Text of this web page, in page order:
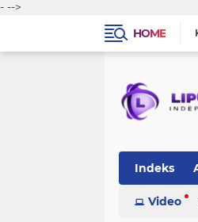
- -->
HOME
Indeks
Peristiwa
Video